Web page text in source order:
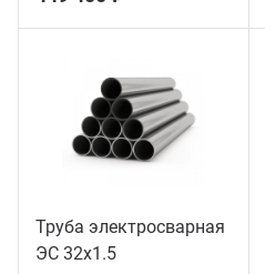
Труба электросварная
ЭС 32x1.5